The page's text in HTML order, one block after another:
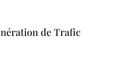
de Trafic